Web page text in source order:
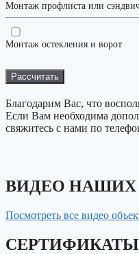
Монтаж профлиста или
Монтаж остекления и ворот
Благодарим Вас, что
Если Вам необходима
свяжитесь с нами по
ВИДЕО НАШИХ
Посмотреть все видео
СЕРТИФИКАТЫ